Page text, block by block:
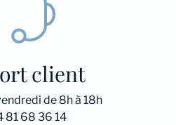
client
de 8h à 18h
81 68 36 14